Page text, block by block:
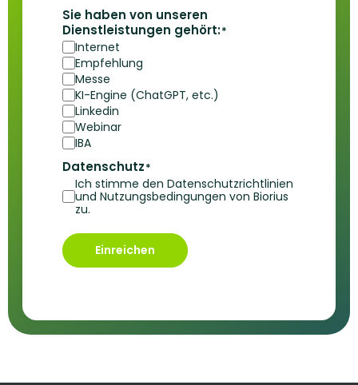
Sie haben von unseren
Dienstleistungen gehört:*
Internet
Empfehlung
Messe
KI-Engine (ChatGPT, etc.)
Linkedin
Webinar
IBA
Datenschutz*
Ich stimme den Datenschutzrichtlinien
und Nutzungsbedingungen von Biorius
zu.
Einreichen